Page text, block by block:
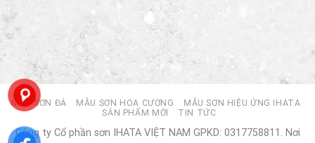
MẪU SƠN ĐÁ MẪU SƠN HOA CƯƠNG
MẪU SƠN HIỆU ỨNG IHATA
SẢN PHẨM MỚI
TIN TỨC
Công ty Cổ phần sơn IHATA VIỆT NAM GPKD: 0317758811. Nơi